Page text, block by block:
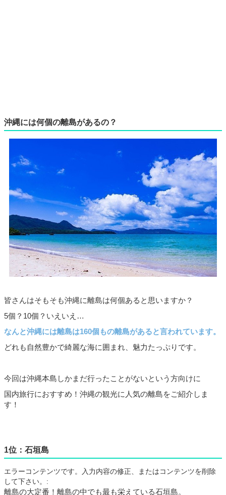
沖縄には何個の離島があるの？
皆さんはそもそも沖縄に離島は何個あると思いますか？
5個？ 10個？いえいえ…
なんと沖縄には離島は160個もの離島があると言われています。
どれも自然豊かで綺麗な海に囲まれ、魅力たっぷりです。
今回は沖縄本島しかまだ行ったことがないという方向けに
国内旅行におすすめ！沖縄の観光に人気の離島をご紹介しま
す！
1位：石垣島
エラーコンテンツです。入力内容の修正、またはコンテンツを削除
して下さい。:
離島の大定番！離島の中でも最も栄えている石垣島。